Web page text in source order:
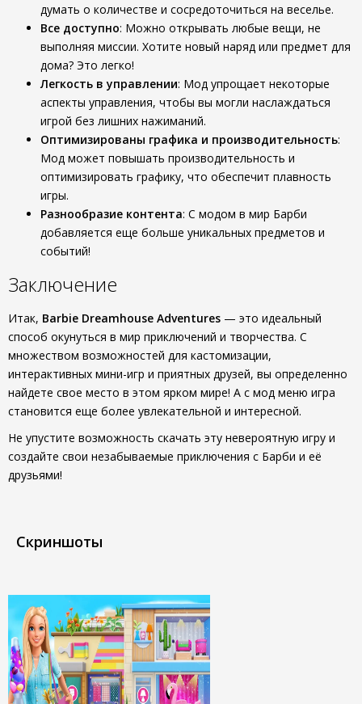
думать о количестве и сосредоточиться на веселье.
Все доступно: Можно открывать любые вещи, не
выполняя миссии. Хотите новый наряд или предмет для
дома? Это легко!
Легкость в управлении: Мод упрощает некоторые
аспекты управления, чтобы вы могли наслаждаться
игрой без лишних нажиманий.
Оптимизированы графика и производительность:
Мод может повышать производительность и
оптимизировать графику, что обеспечит плавность
игры.
Разнообразие контента: С модом в мир Барби
добавляется еще больше уникальных предметов и
событий!
Заключение
Итак, Barbie Dreamhouse Adventures — это идеальный
способ окунуться в мир приключений и творчества. С
множеством возможностей для кастомизации,
интерактивных мини-игр и приятных друзей, вы определенно
найдете свое место в этом ярком мире! А с мод меню игра
становится еще более увлекательной и интересной.
Не упустите возможность скачать эту невероятную игру и
создайте свои незабываемые приключения с Барби и её
друзьями!
Скриншоты